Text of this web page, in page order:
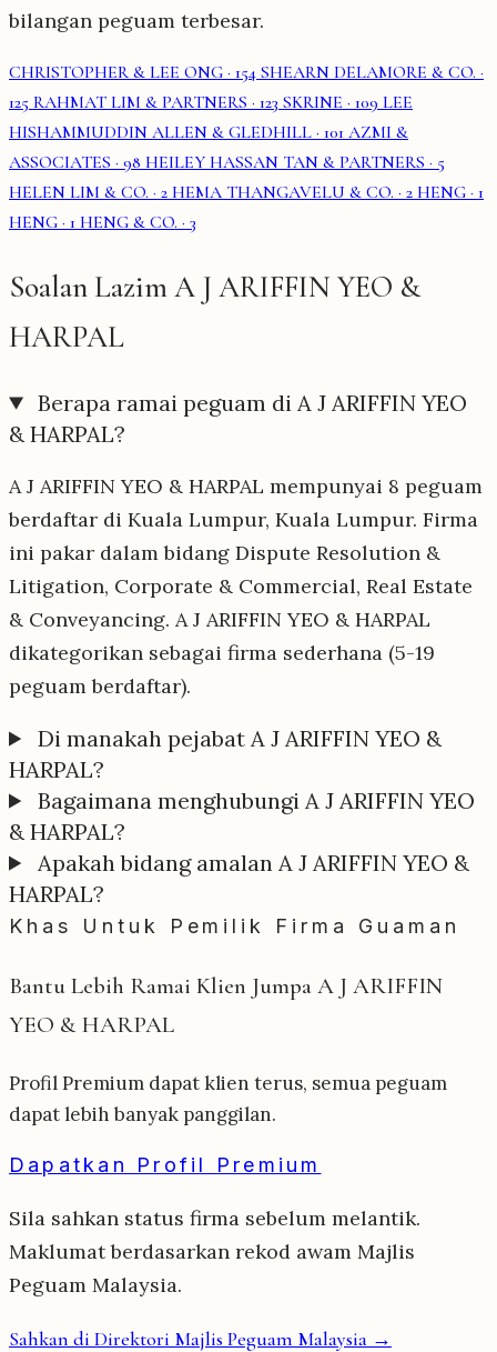
bilangan peguam terbesar.
CHRISTOPHER & LEE ONG · 154 SHEARN DELAMORE & CO. ·
125 RAHMAT LIM & PARTNERS · 123 SKRINE · 109 LEE
HISHAMMUDDIN ALLEN & GLEDHILL · 101 AZMI &
ASSOCIATES · 98 HEILEY HASSAN TAN & PARTNERS · 5
HELEN LIM & CO. · 2 HEMA THANGAVELU & CO. · 2 HENG · 1
HENG · 1 HENG & CO. · 3
Soalan Lazim A J ARIFFIN YEO &
HARPAL
Berapa ramai peguam di A J ARIFFIN YEO
& HARPAL?
A J ARIFFIN YEO & HARPAL mempunyai 8 peguam
berdaftar di Kuala Lumpur, Kuala Lumpur. Firma
ini pakar dalam bidang Dispute Resolution &
Litigation, Corporate & Commercial, Real Estate
& Conveyancing. A J ARIFFIN YEO & HARPAL
dikategorikan sebagai firma sederhana (5-19
peguam berdaftar).
Di manakah pejabat A J ARIFFIN YEO &
HARPAL?
Bagaimana menghubungi A J ARIFFIN YEO
& HARPAL?
Apakah bidang amalan A J ARIFFIN YEO &
HARPAL?
Khas Untuk Pemilik Firma Guaman
Bantu Lebih Ramai Klien Jumpa A J ARIFFIN
YEO & HARPAL
Profil Premium dapat klien terus, semua peguam
dapat lebih banyak panggilan.
Dapatkan Profil Premium
Sila sahkan status firma sebelum melantik.
Maklumat berdasarkan rekod awam Majlis
Peguam Malaysia.
Sahkan di Direktori Majlis Peguam Malaysia →